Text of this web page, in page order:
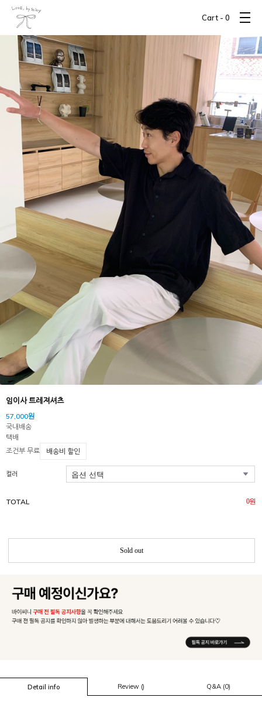
Cart - 0
임이사 트레져셔츠
57,000원
국내배송
택배
조건부 무료
배송비 할인
컬러
TOTAL 0원
Sold out
Detail info Review () Q&A (0)